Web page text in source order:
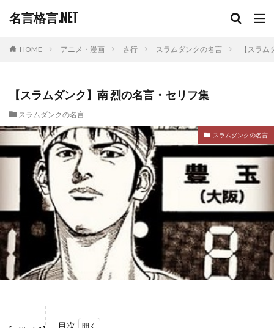
名言格言.NET
HOME アニメ・漫画 さ行 スラムダンクの名言 【スラ
【スラムダンク】南 烈の名言・セリフ集
スラムダンクの名言
スラムダンクの名言
目次